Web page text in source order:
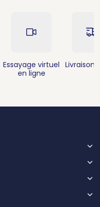
Essayage virtuel
en ligne
Livraison